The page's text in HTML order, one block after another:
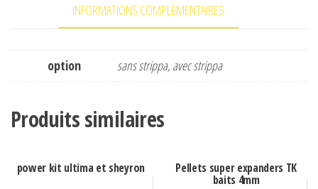
INFORMATIONS COMPLÉMENTAIRES
option sans strippa, avec strippa
Produits similaires
power kit ultima et sheyron Pellets super expanders TK
baits 4mm